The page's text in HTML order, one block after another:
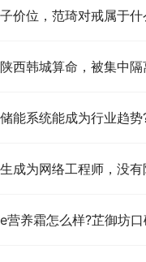
价位，范琦对戒属于什
西韩城算命，被集中隔
能系统能成为行业趋势
为网络工程师，没有限制
养霜怎么样?芷御坊口